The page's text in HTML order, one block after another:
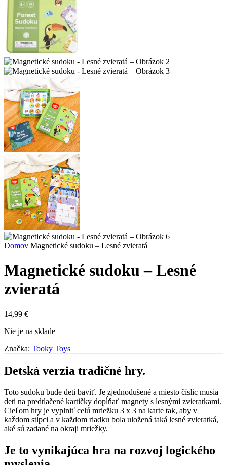
Domov Magnetické sudoku – Lesné zvieratá
Magnetické sudoku – Lesné
zvieratá
14,99 €
Nie je na sklade
Značka: Tooky Toys
Detská verzia tradičné hry.
Toto sudoku bude deti baviť. Je zjednodušené a miesto číslic musia
deti na predtlačené kartičky dopĺňať magnety s lesnými zvieratkami.
Cieľom hry je vyplniť celú mriežku 3 x 3 na karte tak, aby v
každom stĺpci a v každom riadku bola uložená taká lesné zvieratká,
aké sú zadané na okraji mriežky.
Je to vynikajúca hra na rozvoj logického